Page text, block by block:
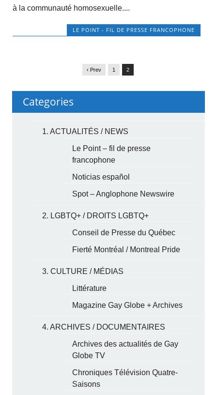
à la communauté homosexuelle....
LE POINT - FIL DE PRESSE FRANCOPHONE
‹ Prev 1 2
Categories
1. ACTUALITÉS / NEWS
Le Point – fil de presse
francophone
Noticias español
Spot – Anglophone Newswire
2. LGBTQ+ / DROITS LGBTQ+
Conseil de Presse du Québec
Fierté Montréal / Montreal Pride
3. CULTURE / MÉDIAS
Littérature
Magazine Gay Globe + Archives
4. ARCHIVES / DOCUMENTAIRES
Archives des actualités de Gay
Globe TV
Chroniques Télévision Quatre-
Saisons